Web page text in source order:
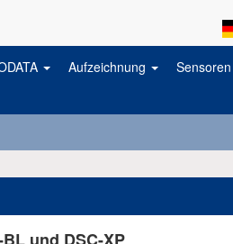
Aufzeichnung Sensoren